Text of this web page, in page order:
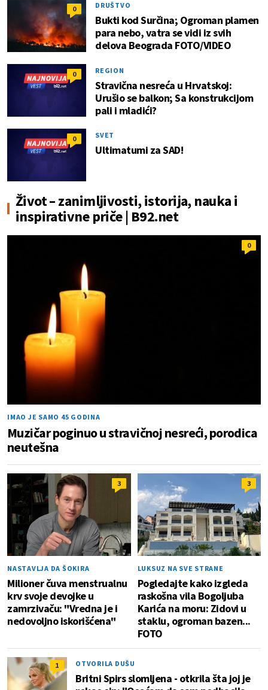
0 DRUŠTVO
Bukti kod Surčina; Ogroman plamen
para nebo, vatra se vidi iz svih
delova Beograda FOTO/VIDEO
0 REGION
Stravična nesreća u Hrvatskoj:
Urušio se balkon; Sa konstrukcijom
pali i mladići?
0 SVET
Ultimatumi za SAD!
Život – zanimljivosti, istorija, nauka i
inspirativne priče | B92.net
0
IMAO JE SAMO 45 GODINA
Muzičar poginuo u stravičnoj nesreći, porodica
neutešna
3
NASTAVLJA DA ŠOKIRA
Milioner čuva menstrualnu
krv svoje devojke u
zamrzivaču: "Vredna je i
nedovoljno iskorišćena"
3
LUKSUZ NA SVE STRANE
Pogledajte kako izgleda
raskošna vila Bogoljuba
Karića na moru: Zidovi u
staklu, ogroman bazen...
FOTO
1 OTVORILA DUŠU
Britni Spirs slomljena - otkrila šta joj je